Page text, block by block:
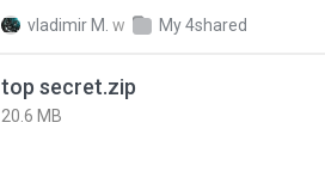
vladimir M. w My 4shared
top secret.zip
20.6 MB